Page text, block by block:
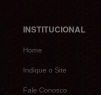
INSTITUCIONAL
Home
Indique o Site
Fale Conosco